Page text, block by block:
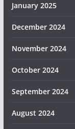
January 2025
December 2024
November 2024
October 2024
September 2024
August 2024